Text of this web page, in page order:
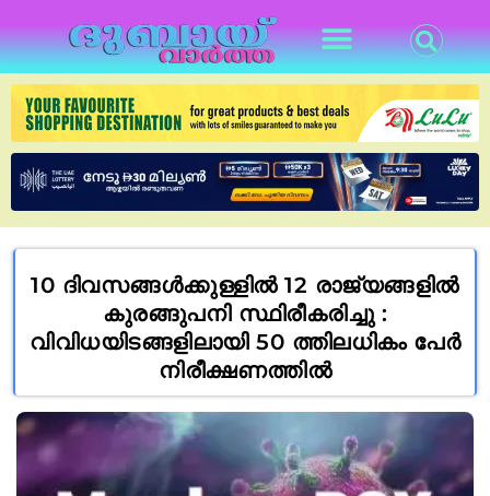
10 ദിവസങ്ങൾക്കുള്ളിൽ 12 രാജ്യങ്ങളിൽ
കുരങ്ങുപനി സ്ഥിരീകരിച്ചു :
വിവിധയിടങ്ങളിലായി 50 ത്തിലധികം പേർ
നിരീക്ഷണത്തിൽ